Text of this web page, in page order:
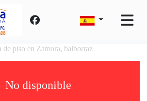
de piso en Zamora, balborraz
No disponible